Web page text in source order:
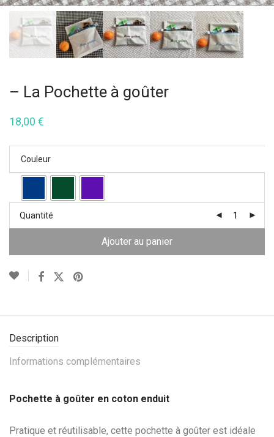
– La Pochette à goûter
18,00 €
Couleur
Quantité
Ajouter au panier
Description
Informations complémentaires
Pochette à goûter en coton enduit
Pratique et réutilisable, cette pochette à goûter est idéale